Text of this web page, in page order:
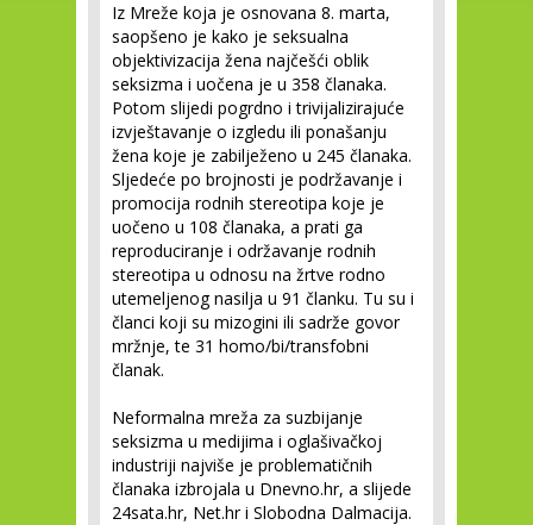
Iz Mreže koja je osnovana 8. marta,
saopšeno je kako je seksualna
objektivizacija žena najčešći oblik
seksizma i uočena je u 358 članaka.
Potom slijedi pogrdno i trivijalizirajuće
izvještavanje o izgledu ili ponašanju
žena koje je zabilježeno u 245 članaka.
Sljedeće po brojnosti je podržavanje i
promocija rodnih stereotipa koje je
uočeno u 108 članaka, a prati ga
reproduciranje i održavanje rodnih
stereotipa u odnosu na žrtve rodno
utemeljenog nasilja u 91 članku. Tu su i
članci koji su mizogini ili sadrže govor
mržnje, te 31 homo/bi/transfobni
članak.
Neformalna mreža za suzbijanje
seksizma u medijima i oglašivačkoj
industriji najviše je problematičnih
članaka izbrojala u Dnevno.hr, a slijede
24sata.hr, Net.hr i Slobodna Dalmacija.